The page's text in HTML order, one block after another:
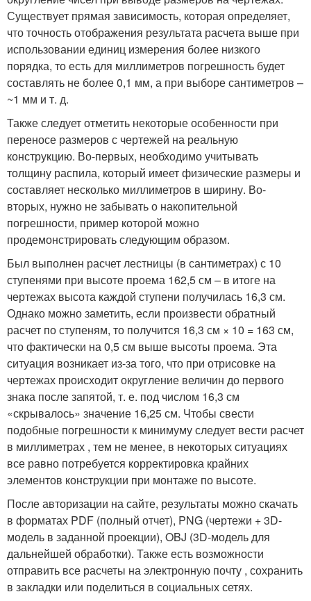
Существует прямая зависимость, которая определяет,
что точность отображения результата расчета выше при
использовании единиц измерения более низкого
порядка, то есть для миллиметров погрешность будет
составлять не более 0,1 мм, а при выборе сантиметров –
~1 мм и т. д.
Также следует отметить некоторые особенности при
переносе размеров с чертежей на реальную
конструкцию. Во-первых, необходимо учитывать
толщину распила, который имеет физические размеры и
составляет несколько миллиметров в ширину. Во-
вторых, нужно не забывать о накопительной
погрешности, пример которой можно
продемонстрировать следующим образом.
Был выполнен расчет лестницы (в сантиметрах) с 10
ступенями при высоте проема 162,5 см – в итоге на
чертежах высота каждой ступени получилась 16,3 см.
Однако можно заметить, если произвести обратный
расчет по ступеням, то получится 16,3 см × 10 = 163 см,
что фактически на 0,5 см выше высоты проема. Эта
ситуация возникает из-за того, что при отрисовке на
чертежах происходит округление величин до первого
знака после запятой, т. е. под числом 16,3 см
«скрывалось» значение 16,25 см. Чтобы свести
подобные погрешности к минимуму следует вести расчет
в миллиметрах , тем не менее, в некоторых ситуациях
все равно потребуется корректировка крайних
элементов конструкции при монтаже по высоте.
После авторизации на сайте, результаты можно скачать
в форматах PDF (полный отчет), PNG (чертежи + 3D-
модель в заданной проекции), OBJ (3D-модель для
дальнейшей обработки). Также есть возможности
отправить все расчеты на электронную почту , сохранить
в закладки или поделиться в социальных сетях.